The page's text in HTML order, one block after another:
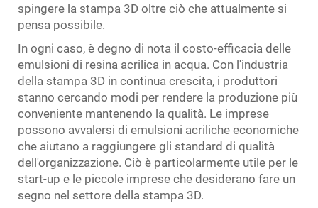
spingere la stampa 3D oltre ciò che attualmente si
pensa possibile.
In ogni caso, è degno di nota il costo-efficacia delle
emulsioni di resina acrilica in acqua. Con l'industria
della stampa 3D in continua crescita, i produttori
stanno cercando modi per rendere la produzione più
conveniente mantenendo la qualità. Le imprese
possono avvalersi di emulsioni acriliche economiche
che aiutano a raggiungere gli standard di qualità
dell'organizzazione. Ciò è particolarmente utile per le
start-up e le piccole imprese che desiderano fare un
segno nel settore della stampa 3D.